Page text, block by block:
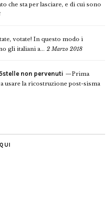
che sta per lasciare, e di cui sono
votate! In questo modo i
gli italiani a... 2 Marzo 2018
non pervenuti
Prima
usare la ricostruzione post-sisma